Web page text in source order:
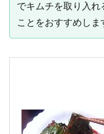
でキムチを取り入
ことをおすすめしま